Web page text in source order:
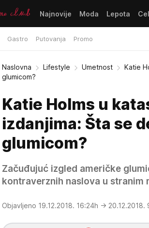
Najnovije Moda Lepota
Gastro Putovanja Promo
Naslovna Lifestyle Umetnost
Katie
glumicom?
Katie Holms u
izdanjima: Šta se
glumicom?
Začuđujuć izgled američke
kontraverznih naslova u stranim
Objavljeno 19.12.2018. 16:24h → 20.12.2018.